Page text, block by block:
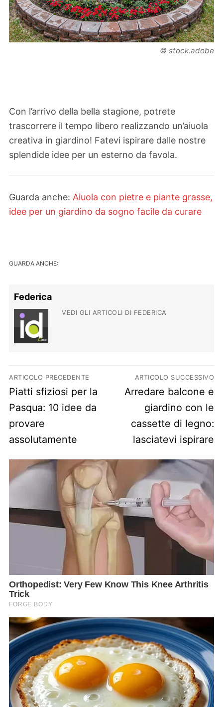
© stock.adobe
Con l’arrivo della bella stagione, potrete
trascorrere il tempo libero realizzando un’aiuola
creativa in giardino! Fatevi ispirare dalle nostre
splendide idee per un esterno da favola.
Guarda anche: Aiuola con pietre e piante grasse,
idee per un giardino da sogno facile da curare
GUARDA ANCHE:
Federica
VEDI GLI ARTICOLI DI FEDERICA
Navigazione articoli
ARTICOLO PRECEDENTE
Previous post:
Piatti sfiziosi per la
Pasqua: 10 idee da
provare
assolutamente
ARTICOLO SUCCESSIVO
Next post:
Arredare balcone e
giardino con le
cassette di legno:
lasciatevi ispirare